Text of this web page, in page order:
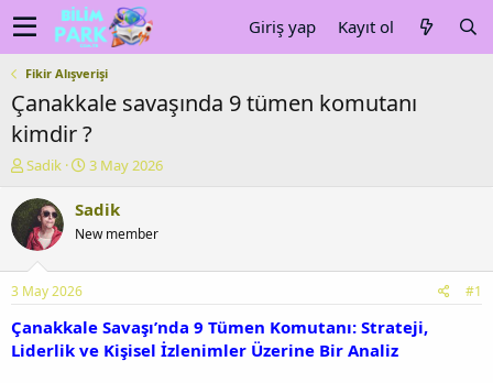
Giriş yap Kayıt ol
Fikir Alışverişi
Çanakkale savaşında 9 tümen komutanı
kimdir ?
K
n
u
y
b
a
ş
a
Sadik
B
ş
a
ç
a
3 May 2026
Sadik
New member
3 May 2026 #1
Çanakkale Savaşı’nda 9 Tümen Komutanı: Strateji,
Liderlik ve Kişisel İzlenimler Üzerine Bir Analiz